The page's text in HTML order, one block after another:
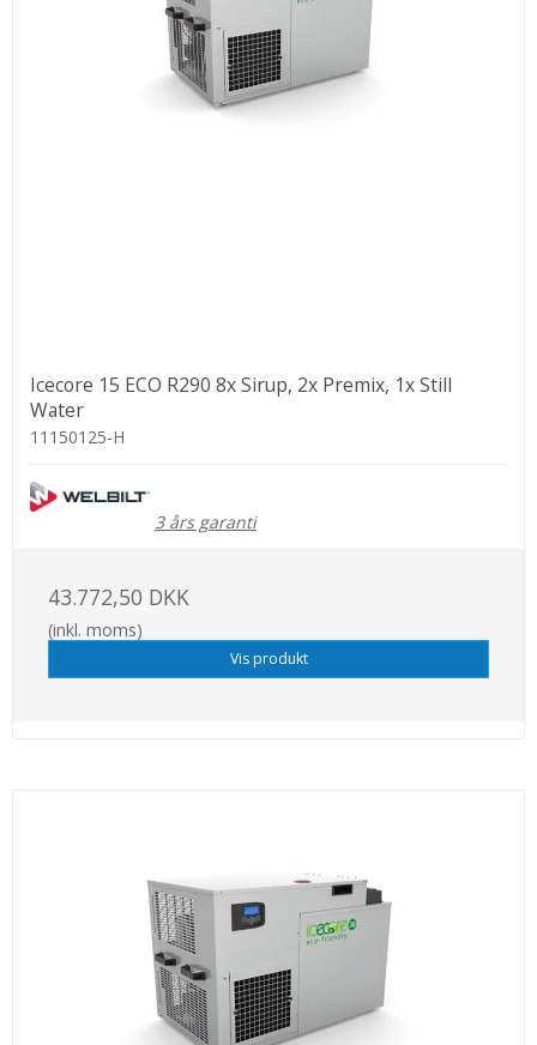
Icecore 15 ECO R290 8x Sirup, 2x Premix, 1x Still
Water
11150125-H
3 års garanti
43.772,50 DKK
(inkl. moms)
Vis produkt